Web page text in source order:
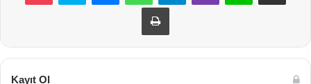
Yazdır
Kayıt Ol